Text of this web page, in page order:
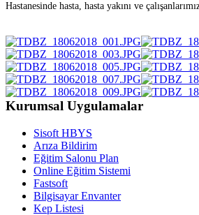
Hastanesinde hasta, hasta yakını ve
Kurumsal Uygulamalar
Sisoft HBYS
Arıza Bildirim
Eğitim Salonu Plan
Online Eğitim Sistemi
Fastsoft
Bilgisayar Envanter
Kep Listesi